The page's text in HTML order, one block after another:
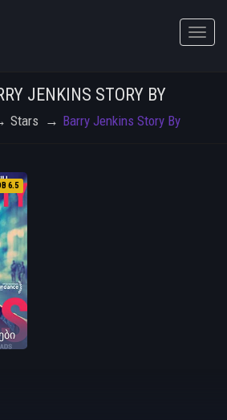
Toggle
JENKINS STORY BY
Stars Barry Jenkins Story By
6.5